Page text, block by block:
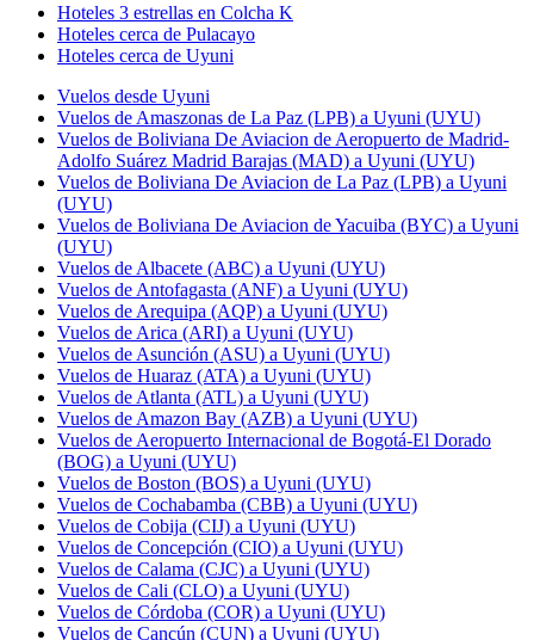
Hoteles 3 estrellas en Colcha K
Hoteles cerca de Pulacayo
Hoteles cerca de Uyuni
Vuelos desde Uyuni
Vuelos de Amaszonas de La Paz (LPB) a Uyuni (UYU)
Vuelos de Boliviana De Aviacion de Aeropuerto de Madrid-
Adolfo Suárez Madrid Barajas (MAD) a Uyuni (UYU)
Vuelos de Boliviana De Aviacion de La Paz (LPB) a Uyuni
(UYU)
Vuelos de Boliviana De Aviacion de Yacuiba (BYC) a Uyuni
(UYU)
Vuelos de Albacete (ABC) a Uyuni (UYU)
Vuelos de Antofagasta (ANF) a Uyuni (UYU)
Vuelos de Arequipa (AQP) a Uyuni (UYU)
Vuelos de Arica (ARI) a Uyuni (UYU)
Vuelos de Asunción (ASU) a Uyuni (UYU)
Vuelos de Huaraz (ATA) a Uyuni (UYU)
Vuelos de Atlanta (ATL) a Uyuni (UYU)
Vuelos de Amazon Bay (AZB) a Uyuni (UYU)
Vuelos de Aeropuerto Internacional de Bogotá-El Dorado
(BOG) a Uyuni (UYU)
Vuelos de Boston (BOS) a Uyuni (UYU)
Vuelos de Cochabamba (CBB) a Uyuni (UYU)
Vuelos de Cobija (CIJ) a Uyuni (UYU)
Vuelos de Concepción (CIO) a Uyuni (UYU)
Vuelos de Calama (CJC) a Uyuni (UYU)
Vuelos de Cali (CLO) a Uyuni (UYU)
Vuelos de Córdoba (COR) a Uyuni (UYU)
Vuelos de Cancún (CUN) a Uyuni (UYU)